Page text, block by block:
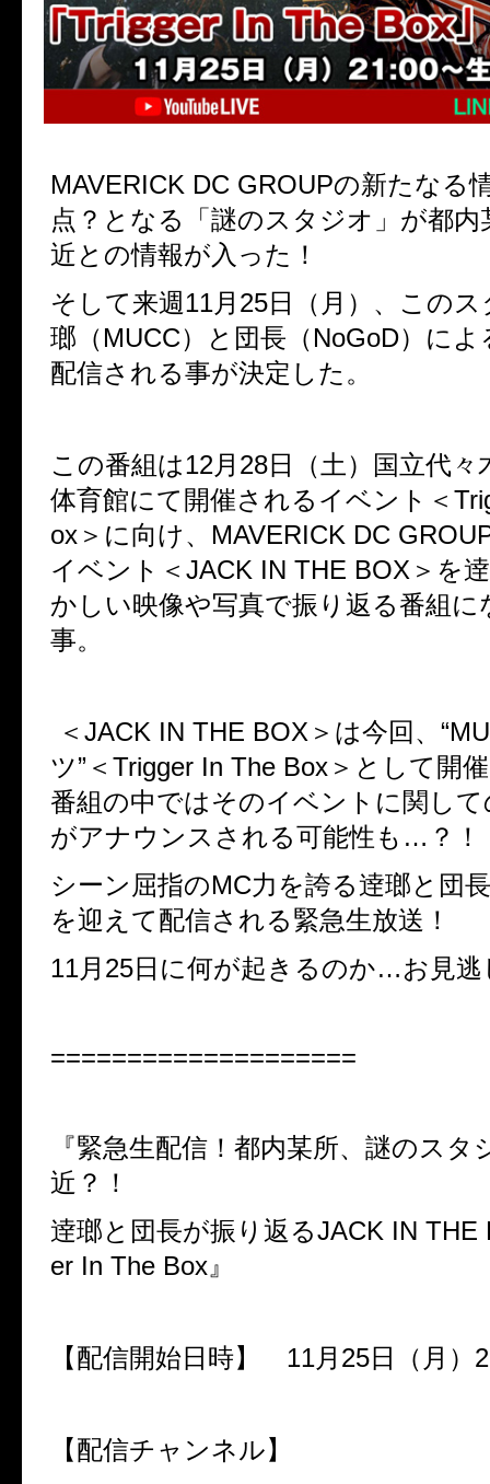
MAVERICK DC GROUPの新たなる
点？となる「 謎のスタジオ」が都内
近との情報が入った！
そして来週11月 25日（ 月） 、 このス
瑯（MUCC） と団長（NoGoD） によ
配信される事が決定した。
この番組は12月 28日（土）
国立代々
体育館にて開催されるイベント＜
ox＞ に向け、 MAVERICK DC
イベント＜ JACK IN THE BOX＞ を
かしい映像や写真で振り返る番組に
事。
＜ JACK IN THE BOX＞ は今回、“
ツ”＜ Trigger In The Box＞として 開
番組の中ではそのイベントに関し
がアナウンスされる可能性も…？！
シーン屈指のMC力を誇る逹瑯と団
を迎えて配信される緊急生放送！
11月 25日に何が起きるのか…お見逃
====================
『緊急生配信！都内某所、謎のスタ
近？！
逹瑯と団長が振り返るJACK IN THE
er In The Box』
【配信開始日時】 11月 25日（月）
【配信チャンネル】